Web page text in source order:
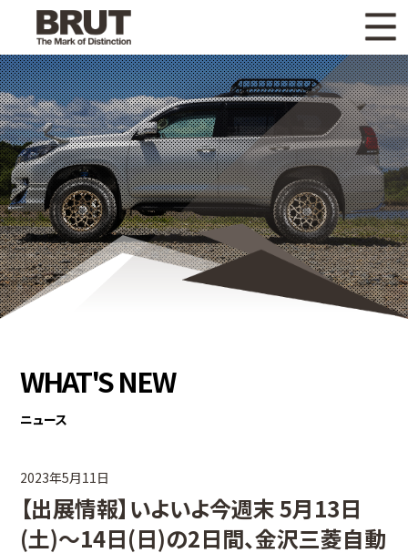
WHAT'S NEW ニュース
WHEEL LINEUP ホイールラインナップ
OTHER PRODUCT 関連製品
GALLERY ギャラリー
CATALOG カタログ請求
PRIVACY POLICY 個人情報保護方針
WHAT'S NEW
ニュース
2023年5月11日
【出展情報】いよいよ今週末 5月13日
(土)～14日(日)の2日間、金沢三菱自動